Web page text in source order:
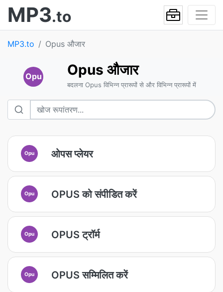
MP3.to
MP3.to Opus औजार
Opu Opus औजार
बदलना Opus विभिन्न प्रारूपों से और विभिन्न प्रारूपों में
Opu ओपस प्लेयर
Opu OPUS को संपीडित करें
Opu OPUS ट्रॉर्म
Opu OPUS सम्मिलित करें